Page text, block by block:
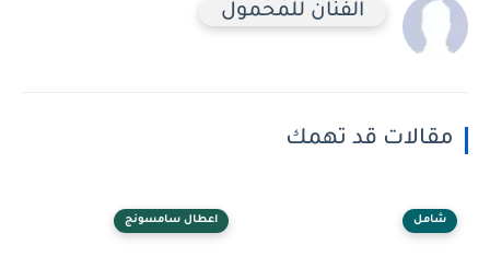
الفنان للمحمول
مقالات قد تهمك
شامل اعطال سامسونج